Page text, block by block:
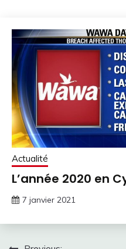
Actualité
L’année 2020 en
7 janvier 2021